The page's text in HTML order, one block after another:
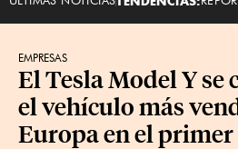
EMPRESAS
El Tesla Model Y se
el vehículo más
Europa en el primer